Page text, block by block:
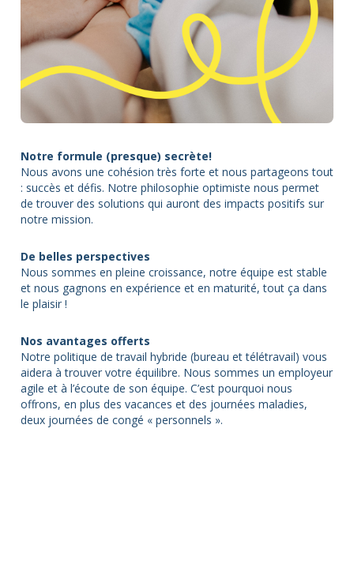
Notre formule (presque) secrète!
Nous avons une cohésion très forte et nous partageons tout
: succès et défis. Notre philosophie optimiste nous permet
de trouver des solutions qui auront des impacts positifs sur
notre mission.
De belles perspectives
Nous sommes en pleine croissance, notre équipe est stable
et nous gagnons en expérience et en maturité, tout ça dans
le plaisir !
Nos avantages offerts
Notre politique de travail hybride (bureau et télétravail) vous
aidera à trouver votre équilibre. Nous sommes un employeur
agile et à l’écoute de son équipe. C’est pourquoi nous
offrons, en plus des vacances et des journées maladies,
deux journées de congé « personnels ».